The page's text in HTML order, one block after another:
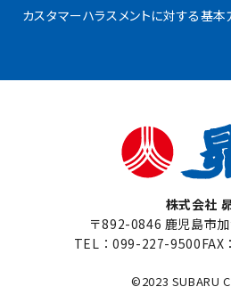
カスタマーハラスメントに対する基本
株式会社
〒892-0846 鹿児島市
TEL：099-227-9500
©2023 SUBARU